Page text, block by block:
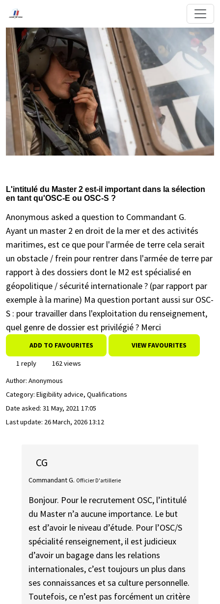
L'intitulé du Master 2 est-il important dans la sélection
en tant qu'OSC-E ou OSC-S ?
Anonymous asked a question to Commandant G.
Ayant un master 2 en droit de la mer et des activités
maritimes, est ce que pour l'armée de terre cela serait
un obstacle / frein pour rentrer dans l'armée de terre par
rapport à des dossiers dont le M2 est spécialisé en
géopolitique / sécurité internationale ? (par rapport par
exemple à la marine) Ma question portant aussi sur OSC-
S : pour travailler dans l'exploitation du renseignement,
quel genre de dossier est privilégié ? Merci
ADD TO FAVOURITES VIEW FAVOURITES
1 reply
162 views
Author: Anonymous
Category: Eligibility advice, Qualifications
Date asked: 31 May, 2021 17:05
Last update: 26 March, 2026 13:12
CG
Commandant G. Officier D'artillerie
Bonjour. Pour le recrutement OSC, l’intitulé
du Master n’a aucune importance. Le but
est d’avoir le niveau d’étude. Pour l’OSC/S
spécialité renseignement, il est judicieux
d’avoir un bagage dans les relations
internationales, c’est toujours un plus dans
ses connaissances et sa culture personnelle.
Toutefois, ce n’est pas forcément un critère